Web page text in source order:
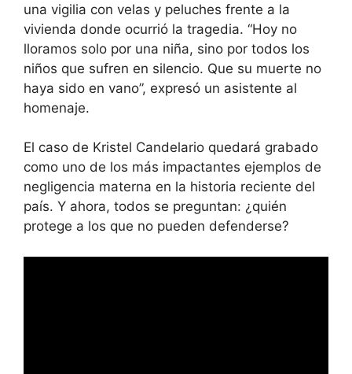
una vigilia con velas y peluches frente a la
vivienda donde ocurrió la tragedia. “Hoy no
lloramos solo por una niña, sino por todos los
niños que sufren en silencio. Que su muerte no
haya sido en vano”, expresó un asistente al
homenaje.
El caso de Kristel Candelario quedará grabado
como uno de los más impactantes ejemplos de
negligencia materna en la historia reciente del
país. Y ahora, todos se preguntan: ¿quién
protege a los que no pueden defenderse?